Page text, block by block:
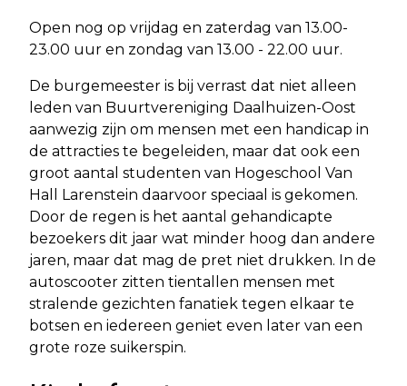
Open nog op vrijdag en zaterdag van 13.00-
23.00 uur en zondag van 13.00 - 22.00 uur.
De burgemeester is bij verrast dat niet alleen
leden van Buurtvereniging Daalhuizen-Oost
aanwezig zijn om mensen met een handicap in
de attracties te begeleiden, maar dat ook een
groot aantal studenten van Hogeschool Van
Hall Larenstein daarvoor speciaal is gekomen.
Door de regen is het aantal gehandicapte
bezoekers dit jaar wat minder hoog dan andere
jaren, maar dat mag de pret niet drukken. In de
autoscooter zitten tientallen mensen met
stralende gezichten fanatiek tegen elkaar te
botsen en iedereen geniet even later van een
grote roze suikerspin.